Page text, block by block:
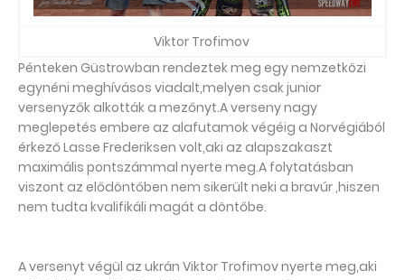
Viktor Trofimov
Pénteken Güstrowban rendeztek meg egy nemzetközi
egynéni meghívásos viadalt,melyen csak junior
versenyzők alkották a mezőnyt.A verseny nagy
meglepetés embere az alafutamok végéig a Norvégiából
érkező Lasse Frederiksen volt,aki az alapszakaszt
maximális pontszámmal nyerte meg.A folytatásban
viszont az elődöntőben nem sikerült neki a bravúr ,hiszen
nem tudta kvalifikáli magát a döntőbe.
A versenyt végül az ukrán Viktor Trofimov nyerte meg,aki